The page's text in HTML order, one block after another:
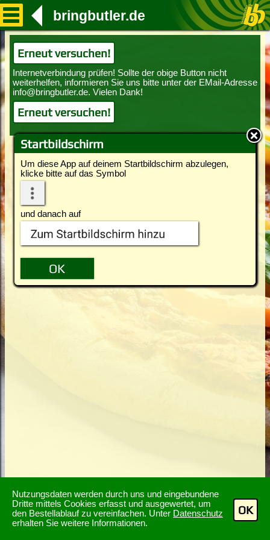
Nutzungsdaten werden durch uns und eingebundene
Dritte mittels Cookies erfasst und ausgewertet, um
den Bestellablauf zu vereinfachen. Unter Datenschutz
erhalten Sie weitere Informationen.
OK
Startbildschirm
Um diese App auf deinem Startbildschirm abzulegen,
klicke bitte auf das Symbol
und danach auf
bringbutler.de
Erneut versuchen!
Erneut versuchen!